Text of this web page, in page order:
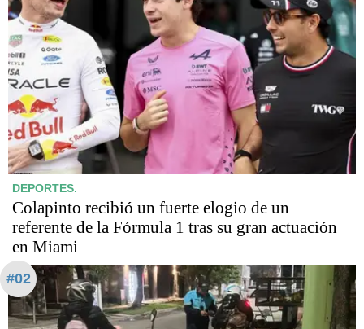
DEPORTES.
Colapinto recibió un fuerte elogio de un
referente de la Fórmula 1 tras su gran actuación
en Miami
#02